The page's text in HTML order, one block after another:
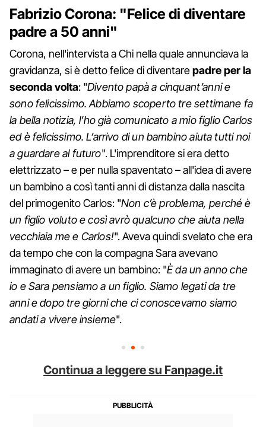
Fabrizio Corona: "Felice di diventare
padre a 50 anni"
Corona, nell'intervista a Chi nella quale annunciava la
gravidanza, si è detto felice di diventarepadre per la
seconda volta: "Divento papà a cinquant’anni e
sono felicissimo. Abbiamo scoperto tre settimane fa
la bella notizia, l’ho già comunicato a mio figlio Carlos
ed è felicissimo. L’arrivo di un bambino aiuta tutti noi
a guardare al futuro". L'imprenditore si era detto
elettrizzato – e per nulla spaventato – all'idea di avere
un bambino a così tanti anni di distanza dalla nascita
del primogenito Carlos: "Non c’è problema, perché è
un figlio voluto e così avrò qualcuno che aiuta nella
vecchiaia me e Carlos!". Aveva quindi svelato che era
da tempo che con la compagna Sara avevano
immaginato di avere un bambino: "È da un anno che
io e Sara pensiamo a un figlio. Siamo legati da tre
anni e dopo tre giorni che ci conoscevamo siamo
andati a vivere insieme".
Continua a leggere su Fanpage.it